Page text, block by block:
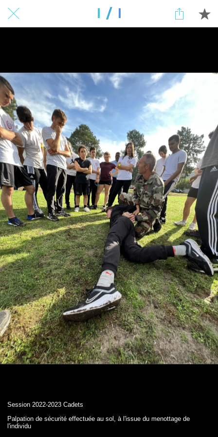
1 / 1
Session 2022-2023 Cadets
Palpation de sécurité effectuée au sol, à l'issue du menottage de
l'individu